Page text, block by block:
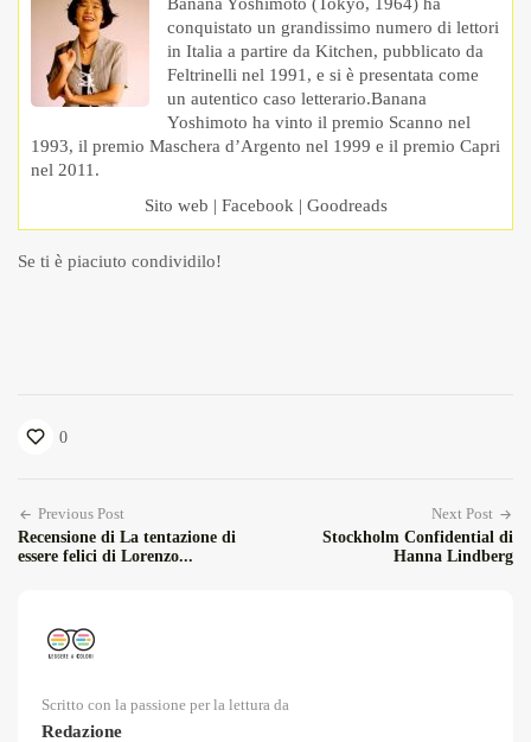
conquistato un grandissimo numero di lettori
in Italia a partire da Kitchen, pubblicato da
Feltrinelli nel 1991, e si è presentata come
un autentico caso letterario.Banana
Yoshimoto ha vinto il premio Scanno nel
1993, il premio Maschera d’Argento nel 1999 e il premio Capri
nel 2011.
Sito web | Facebook | Goodreads
Se ti è piaciuto condividilo!
0
Previous Post
Recensione di La tentazione di
essere felici di Lorenzo...
Next Post
Stockholm Confidential di
Hanna Lindberg
Scritto con la passione per la lettura da
Redazione